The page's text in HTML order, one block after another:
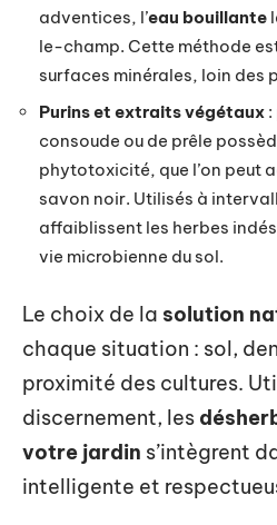
adventices, l’eau bouillante
le-champ. Cette méthode
surfaces minérales, loin des
Purins et extraits végétaux
consoude ou de prêle
phytotoxicité, que l’on peut
savon noir. Utilisés à
affaiblissent les herbes
vie microbienne du sol.
Le choix de la solution
chaque situation : sol,
proximité des cultures.
discernement, les
votre jardin s’intègrent
intelligente et